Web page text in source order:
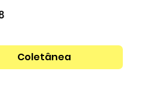
Coletânea